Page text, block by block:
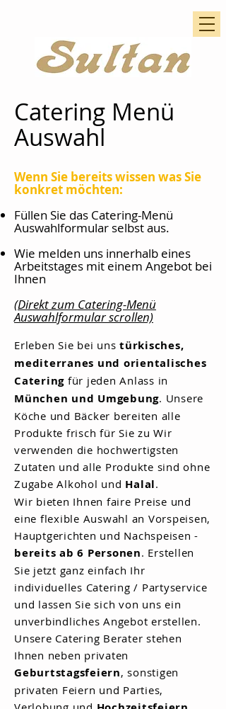
Catering Menü
Auswahl
Wenn Sie bereits wissen was Sie
konkret möchten:
Füllen Sie das Catering-Menü
Auswahlformular selbst aus.
Wie melden uns innerhalb eines
Arbeitstages mit einem Angebot bei
Ihnen
(Direkt zum Catering-Menü
Auswahlformularscrollen)
Erleben Sie bei uns türkisches,
mediterranes und orientalisches
Catering für jeden Anlass in
München und Umgebung. Unsere
Köche und Bäcker bereiten alle
Produkte frisch für Sie zu Wir
verwenden die hochwertigsten
Zutaten und alle Produkte sind ohne
Zugabe Alkohol und Halal.
Wir bieten Ihnen faire Preise und
eine flexible Auswahl an Vorspeisen,
Hauptgerichten und Nachspeisen -
bereits ab 6 Personen. Erstellen
Sie jetzt ganz einfach Ihr
individuelles Catering / Partyservice
und lassen Sie sich von uns ein
unverbindliches Angebot erstellen.
Unsere Catering Berater stehen
Ihnen neben privaten
Geburtstagsfeiern, sonstigen
privaten Feiern und Parties,